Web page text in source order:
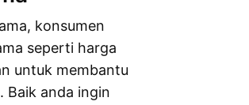
konsumen
seperti harga
untuk membantu
Baik anda ingin